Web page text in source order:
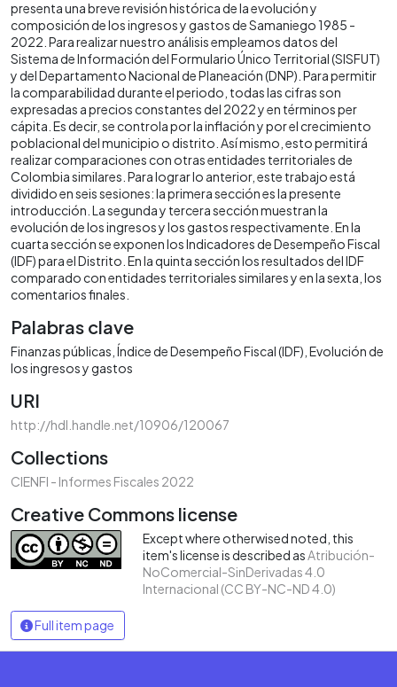
presenta una breve revisión histórica de la evolución y
composición de los ingresos y gastos de Samaniego 1985 -
2022. Para realizar nuestro análisis empleamos datos del
Sistema de Información del Formulario Único Territorial (SISFUT)
y del Departamento Nacional de Planeación (DNP). Para permitir
la comparabilidad durante el periodo, todas las cifras son
expresadas a precios constantes del 2022 y en términos per
cápita. Es decir, se controla por la inflación y por el crecimiento
poblacional del municipio o distrito. Así mismo, esto permitirá
realizar comparaciones con otras entidades territoriales de
Colombia similares. Para lograr lo anterior, este trabajo está
dividido en seis sesiones: la primera sección es la presente
introducción. La segunda y tercera sección muestran la
evolución de los ingresos y los gastos respectivamente. En la
cuarta sección se exponen los Indicadores de Desempeño Fiscal
(IDF) para el Distrito. En la quinta sección los resultados del IDF
comparado con entidades territoriales similares y en la sexta, los
comentarios finales.
Palabras clave
Finanzas públicas Índice de Desempeño Fiscal (IDF) Evolución de
los ingresos y gastos
URI
http://hdl.handle.net/10906/120067
Collections
CIENFI - Informes Fiscales 2022
Creative Commons license
Except where otherwised noted, this
item's license is described asAtribución-
NoComercial-SinDerivadas 4.0
Internacional (CC BY-NC-ND 4.0)
Full item page